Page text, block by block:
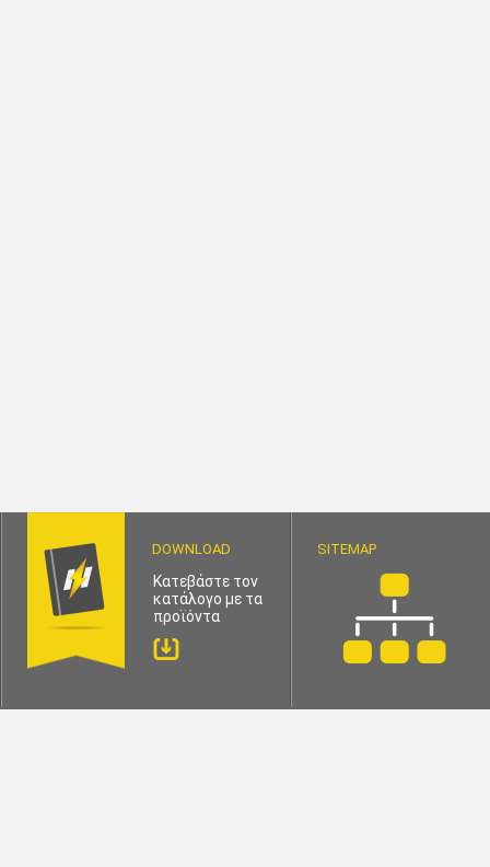
DOWNLOAD
Κατεβάστε τον
κατάλογο με τα
προϊόντα
SITEMAP